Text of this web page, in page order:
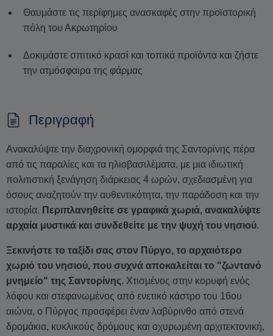
Θαυμάστε τις περίφημες ανασκαφές στην προϊστορική
πόλη του Ακρωτηρίου
Δοκιμάστε σπιτικό κρασί και τοπικά προϊόντα και ζήστε
την ατμόσφαιρα της φάρμας
Περιγραφή
Ανακαλύψτε την διαχρονική ομορφιά της Σαντορίνης πέρα
από τις παραλίες και τα ηλιοβασιλέματα, με μια ιδιωτική
πολιτιστική ξενάγηση διάρκειας 4 ωρών, σχεδιασμένη για
όσους αναζητούν την αυθεντικότητα, την παράδοση και την
ιστορία. Περιπλανηθείτε σε γραφικά χωριά, ανακαλύψτε
αρχαία μυστικά και συνδεθείτε με την ψυχή του νησιού.
Ξεκινήστε το ταξίδι σας στον Πύργο, το αρχαιότερο
χωριό του νησιού, που συχνά αποκαλείται το "ζωντανό
μνημείο" της Σαντορίνης. Χτισμένος στην κορυφή ενός
λόφου και στεφανωμένος από ενετικό κάστρο του 16ου
αιώνα, ο Πύργος προσφέρει έναν λαβύρινθο από στενά
δρομάκια, κυκλικούς δρόμους και οχυρωμένη αρχιτεκτονική,